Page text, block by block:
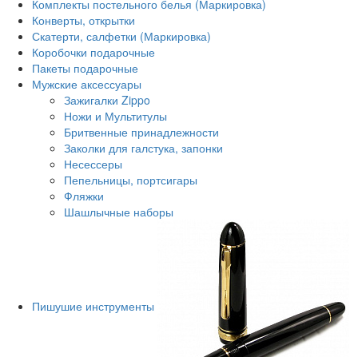
Комплекты постельного белья (Маркировка)
Конверты, открытки
Скатерти, салфетки (Маркировка)
Коробочки подарочные
Пакеты подарочные
Мужские аксессуары
Зажигалки Zippo
Ножи и Мультитулы
Бритвенные принадлежности
Заколки для галстука, запонки
Несессеры
Пепельницы, портсигары
Фляжки
Шашлычные наборы
Пишушие инструменты